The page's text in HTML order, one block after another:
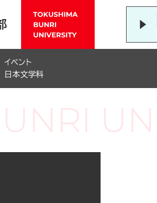
イベント
日本文学科